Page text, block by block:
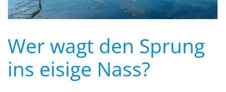
Wer wagt den Sprung
ins eisige Nass?